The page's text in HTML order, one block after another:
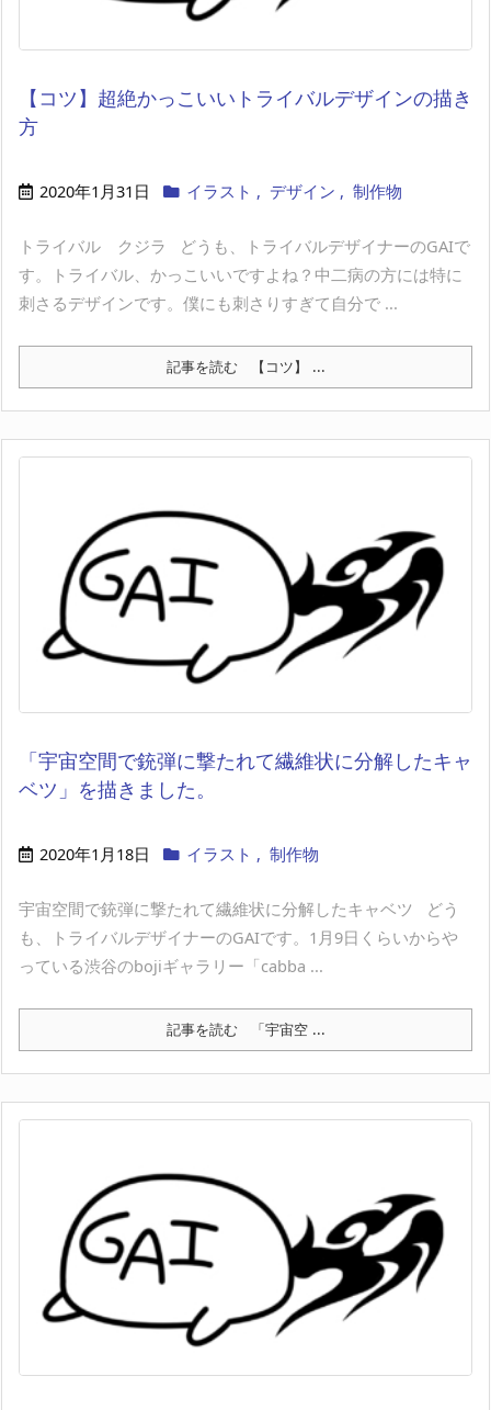
【コツ】超絶かっこいいトライバルデザインの描き
方
2020年1月31日 イラスト , デザイン , 制作物
トライバル クジラ どうも、トライバルデザイナーのGAIで
す。トライバル、かっこいいですよね？中二病の方には特に
刺さるデザインです。僕にも刺さりすぎて自分で ...
記事を読む 【コツ】 ...
「宇宙空間で銃弾に撃たれて繊維状に分解したキャ
ベツ」を描きました。
2020年1月18日 イラスト , 制作物
宇宙空間で銃弾に撃たれて繊維状に分解したキャベツ どう
も、トライバルデザイナーのGAIです。1月9日くらいからや
っている渋谷のbojiギャラリー「cabba ...
記事を読む 「宇宙空 ...